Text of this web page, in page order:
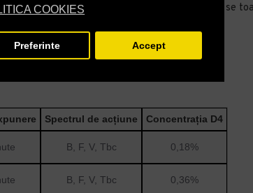
COOKIES
Preferinte Accept
sângele, secrețiile și excrementele. Solutia se
igienizarea cu mănuși de protecție.
de dozare suplimentare.
Spectrul de acțiune Concentrația D4
B, F, V, Tbc 0,18%
B, F, V, Tbc 0,36%